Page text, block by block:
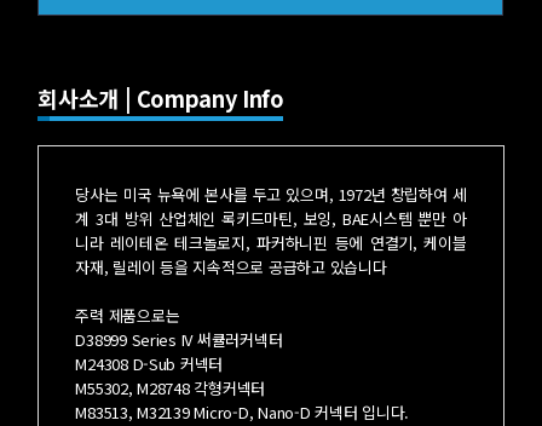
회사소개 | Company Info
당사는 미국 뉴욕에 본사를 두고 있으며, 1972년 창립하여 세
계 3대 방위 산업체인 록키드마틴, 보잉, BAE시스템 뿐만 아
니라 레이테온 테크놀로지, 파커하니핀 등에 연결기, 케이블
자재, 릴레이 등을 지속적으로 공급하고 있습니다
주력 제품으로는
D38999 Series IV 써큘러커넥터
M24308 D-Sub 커넥터
M55302, M28748 각형커넥터
M83513, M32139 Micro-D, Nano-D 커넥터 입니다.